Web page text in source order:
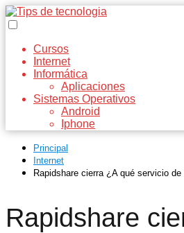
Cursos
Internet
Informática
Aplicaciones
Sistemas Operativos
Android
Iphone
Principal
Internet
Rapidshare cierra ¿A qué servicio
Rapidshare